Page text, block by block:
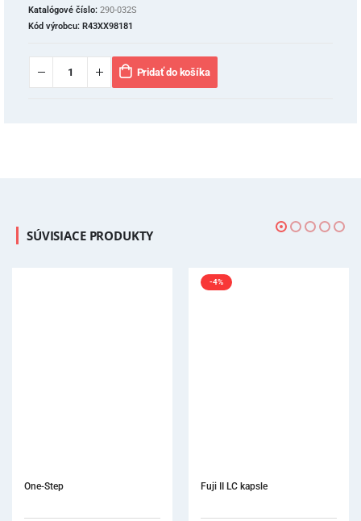
Katalógové číslo: 290-032S
Kód výrobcu: R43XX98181
Pridať do košíka
SÚVISIACE PRODUKTY
-4%
Fuji II LC kapsle